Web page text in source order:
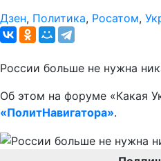
Дзен, Политика, Росатом,
России больше не нужна
Об этом на форуме «Какая
«ПолитНавигатора».